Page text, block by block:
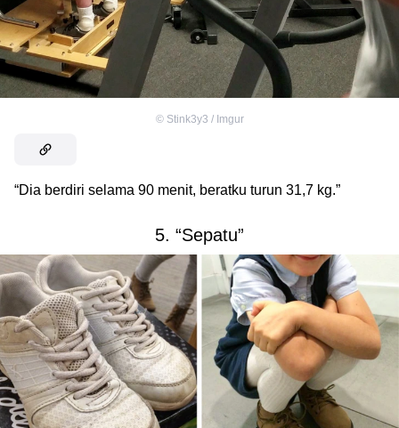
© Stink3y3 / Imgur
“Dia berdiri selama 90 menit, beratku turun 31,7 kg.”
5. “Sepatu”